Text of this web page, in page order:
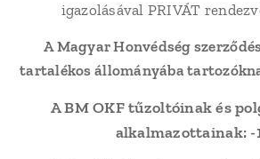
igazolásával PRIVÁT
A Magyar Honvédség
tartalékos állományába
A BM OKF tűzoltóinak és
alkalmazottainak: -